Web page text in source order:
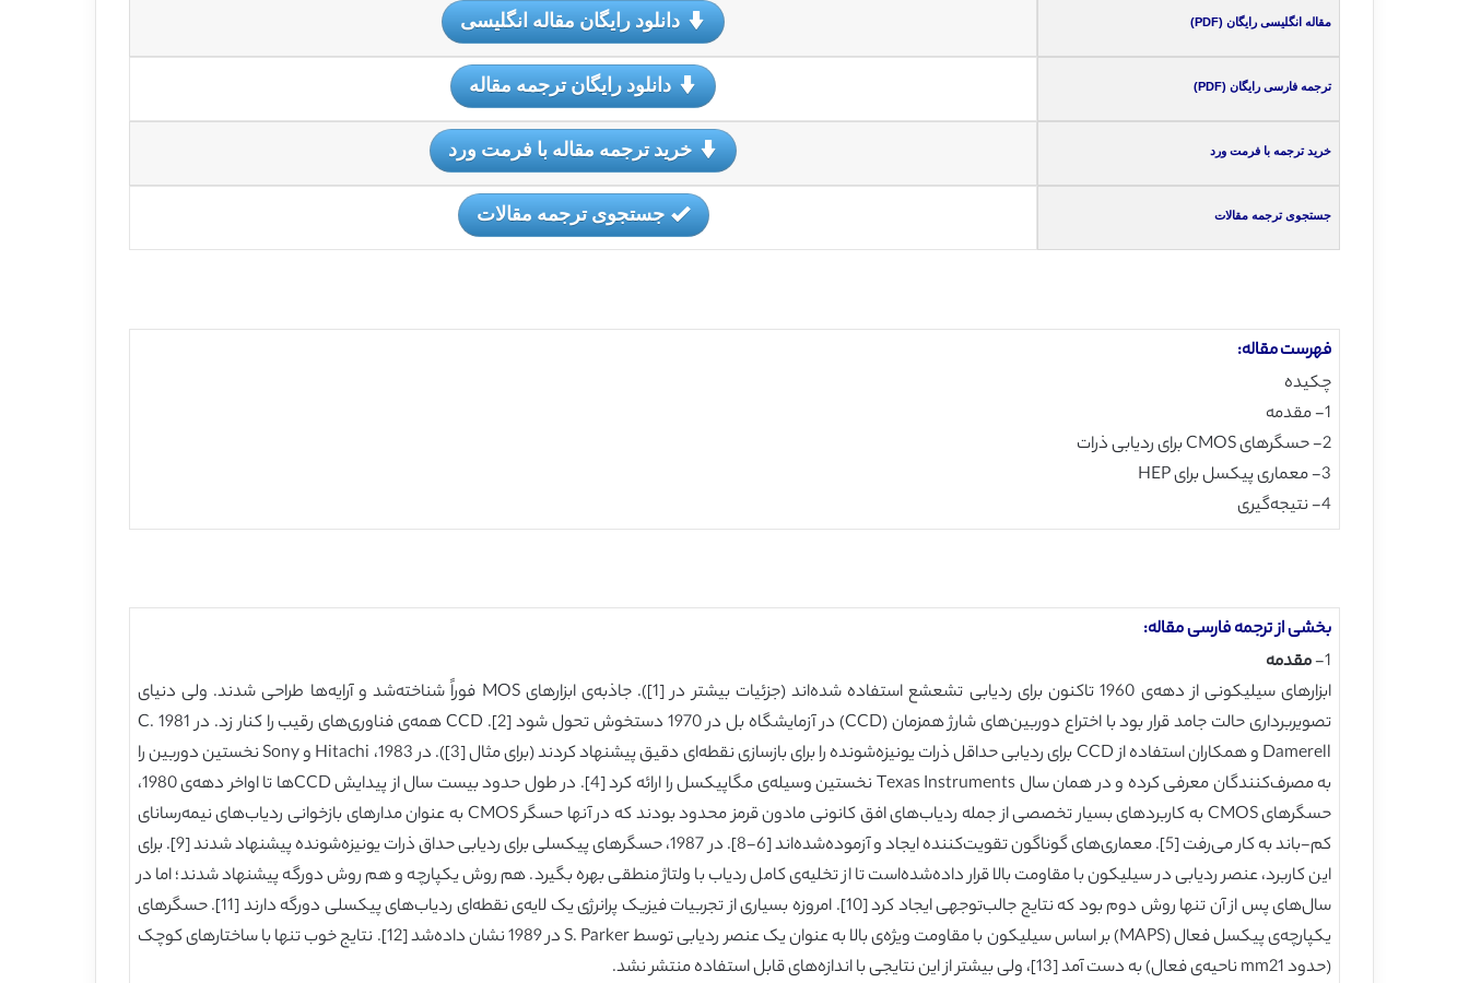
مقاله انگلیسی رایگان (PDF) دانلود رایگان مقاله انگلیسی
ترجمه فارسی رایگان (PDF) دانلود رایگان ترجمه مقاله
خرید ترجمه با فرمت ورد خرید ترجمه مقاله با فرمت ورد
جستجوی ترجمه مقالات جستجوی ترجمه مقالات
فهرست مقاله:
چکیده
1- مقدمه
2- حسگرهای CMOS برای ردیابی ذرات
3- معماری پیکسل برای HEP
4- نتیجه‌گیری
بخشی از ترجمه فارسی مقاله:
1- مقدمه
ابزارهای سیلیکونی از دهه‌ی 1960 تاکنون برای ردیابی تشعشع استفاده شده‌اند (جزئیات بیشتر در [1]). جاذبه‌ی ابزارهای MOS فوراً شناخته‌شد و آرایه‌ها طراحی شدند. ولی دنیای
تصویربرداری حالت جامد قرار بود با اختراع دوربین‌های شارژ همزمان (CCD) در آزمایشگاه بل در 1970 دستخوش تحول شود [2]. CCD همه‌ی فناوری‌های رقیب را کنار زد. در 1981 C.
Damerell و همکاران استفاده از CCD برای ردیابی حداقل ذرات یونیزه‌شونده را برای بازسازی نقطه‌ای دقیق پیشنهاد کردند (برای مثال [3]). در 1983، Hitachi و Sony نخستین دوربین را
به مصرف‌کنندگان معرفی کرده و در همان سال Texas Instruments نخستین وسیله‌ی مگاپیکسل را ارائه کرد [4]. در طول حدود بیست سال از پیدایش CCDها تا اواخر دهه‌ی 1980،
حسگرهای CMOS به کاربردهای بسیار تخصصی از جمله ردیاب‌های افق کانونی مادون قرمز محدود بودند که در آنها حسگر CMOS به عنوان مدارهای بازخوانی ردیاب‌های نیمه‌رسانای
کم-باند به کار می‌رفت [5]. معماری‌های گوناگون تقویت‌کننده ایجاد و آزموده‌شده‌اند [6-8]. در 1987، حسگرهای پیکسلی برای ردیابی حداق ذرات یونیزه‌شونده پیشنهاد شدند [9]. برای
این کاربرد، عنصر ردیابی در سیلیکون با مقاومت بالا قرار داده‌شده‌است تا از تخلیه‌ی کامل ردیاب با ولتاژ منطقی بهره بگیرد. هم روش یکپارچه و هم روش دورگه پیشنهاد شدند؛ اما در
سال‌های پس از آن تنها روش دوم بود که نتایج جالب‌توجهی ایجاد کرد [10]. امروزه بسیاری از تجربیات فیزیک پرانرژی یک لایه‌ی نقطه‌ای ردیاب‌های پیکسلی دورگه دارند [11]. حسگرهای
یکپارچه‌ی پیکسل فعال (MAPS) بر اساس سیلیکون با مقاومت ویژه‌ی بالا به عنوان یک عنصر ردیابی توسط S. Parker در 1989 نشان داده‌شد [12]. نتایج خوب تنها با ساختارهای کوچک
(حدود mm21 ناحیه‌ی فعال) به دست آمد [13]، ولی بیشتر از این نتایجی با اندازه‌های قابل استفاده منتشر نشد.